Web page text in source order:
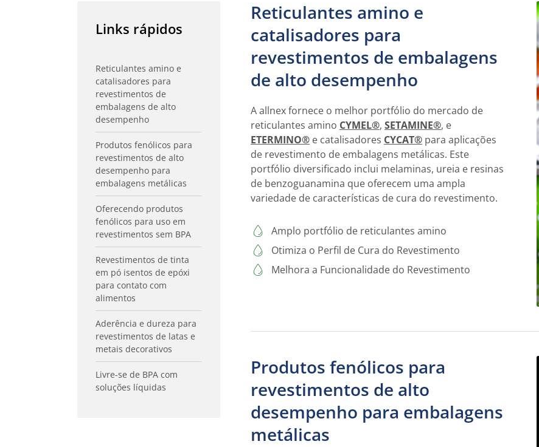
Links rápidos
Reticulantes amino e
catalisadores para
revestimentos de
embalagens de alto
desempenho
Produtos fenólicos para
revestimentos de alto
desempenho para
embalagens metálicas
Oferecendo produtos
fenólicos para uso em
revestimentos sem BPA
Revestimentos de tinta
em pó isentos de epóxi
para contato com
alimentos
Aderência e dureza para
revestimentos de latas e
metais decorativos
Livre-se de BPA com
soluções líquidas
Reticulantes amino e
catalisadores para
revestimentos de embalagens
de alto desempenho
A allnex fornece o melhor portfólio do mercado de
reticulantes amino CYMEL®, SETAMINE®, e
ETERMINO® e catalisadores CYCAT® para aplicações
de revestimento de embalagens metálicas. Este
portfólio diversificado inclui melaminas, ureia e resinas
de benzoguanamina que oferecem uma ampla
variedade de características de cura do revestimento.
Amplo portfólio de reticulantes amino
Otimiza o Perfil de Cura do Revestimento
Melhora a Funcionalidade do Revestimento
Produtos fenólicos para
revestimentos de alto
desempenho para embalagens
metálicas